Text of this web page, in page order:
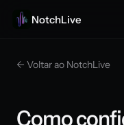
NotchLive
← Voltar ao NotchLive
Como